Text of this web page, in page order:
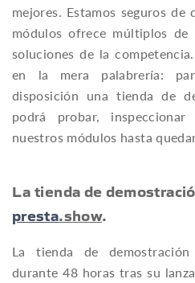
mejores. Estamos seguros
módulos ofrece múltiplos
soluciones de la
en la mera palabrería:
disposición una tienda de
podrá probar,
nuestros módulos hasta
La tienda de
presta.show.
La tienda de
durante 48 horas tras su